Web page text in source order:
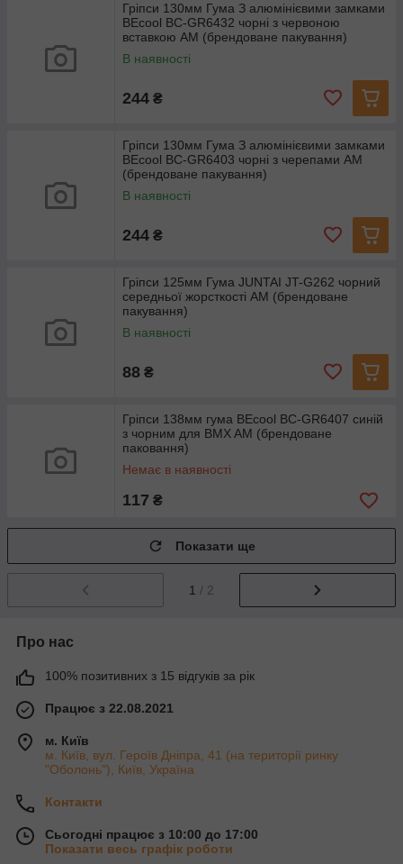
Гріпси 130мм Гума З алюмінієвими замками
BEcool BC-GR6432 чорні з червоною
вставкою AM (брендоване пакування)
В наявності
244 ₴
Гріпси 130мм Гума З алюмінієвими замками
BEcool BC-GR6403 чорні з черепами AM
(брендоване пакування)
В наявності
244 ₴
Гріпси 125мм Гума JUNTAI JT-G262 чорний
середньої жорсткості AM (брендоване
пакування)
В наявності
88 ₴
Гріпси 138мм гума BEcool BC-GR6407 синiй
з чорним для BMX AM (брендоване
паковання)
Немає в наявності
117 ₴
Показати ще
1 / 2
Про нас
100% позитивних з 15 відгуків за рік
Працює з 22.08.2021
м. Київ
м. Київ, вул. Героїв Дніпра, 41 (на території ринку
"Оболонь"), Київ, Україна
Контакти
Сьогодні працює з 10:00 до 17:00
Показати весь графік роботи